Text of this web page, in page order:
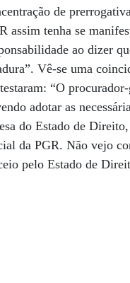
de
assim tenha se
ao dizer
Vê-se uma
“O
adotar as
do Estado de
da PGR. Não vejo
pelo Estado de